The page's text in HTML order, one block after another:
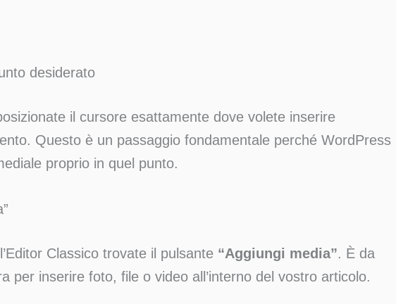
desiderato
il cursore esattamente dove volete inserire
Questo è un passaggio fondamentale perché WordPress
proprio in quel punto.
Classico trovate il pulsante “Aggiungi media”. È da
per inserire foto, file o video all’interno del vostro articolo.